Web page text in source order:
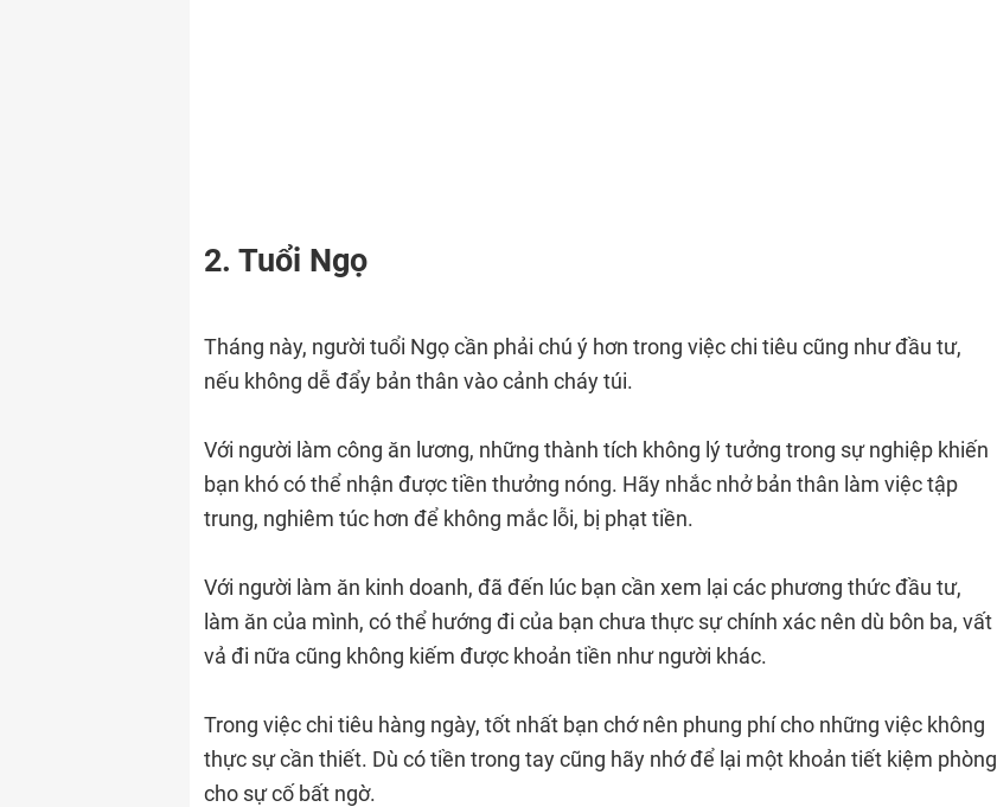
2. Tuổi Ngọ
Tháng này, người tuổi Ngọ cần phải chú ý hơn trong việc chi tiêu cũng như đầu tư,
nếu không dễ đẩy bản thân vào cảnh cháy túi.
Với người làm công ăn lương, những thành tích không lý tưởng trong sự nghiệp khiến
bạn khó có thể nhận được tiền thưởng nóng. Hãy nhắc nhở bản thân làm việc tập
trung, nghiêm túc hơn để không mắc lỗi, bị phạt tiền.
Với người làm ăn kinh doanh, đã đến lúc bạn cần xem lại các phương thức đầu tư,
làm ăn của mình, có thể hướng đi của bạn chưa thực sự chính xác nên dù bôn ba, vất
vả đi nữa cũng không kiếm được khoản tiền như người khác.
Trong việc chi tiêu hàng ngày, tốt nhất bạn chớ nên phung phí cho những việc không
thực sự cần thiết. Dù có tiền trong tay cũng hãy nhớ để lại một khoản tiết kiệm phòng
cho sự cố bất ngờ.